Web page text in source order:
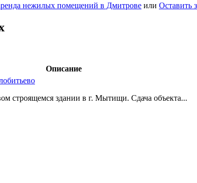
нежилых помещений в Дмитрове или Оставить
Описание
строящемся здании в г. Мытищи. Сдача объекта...